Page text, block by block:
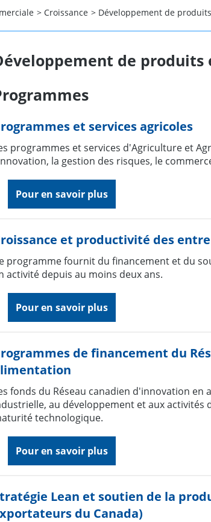
> Croissance > Développement de
de produits
et services agricoles
programmes et services d'Agriculture et
la gestion des risques, le
Pour en savoir plus
et productivité des
programme fournit du financement et du
activité depuis au moins deux ans.
Pour en savoir plus
de financement du
fonds du Réseau canadien d'innovation
au développement et aux
technologique.
Pour en savoir plus
Lean et soutien de la
du Canada)